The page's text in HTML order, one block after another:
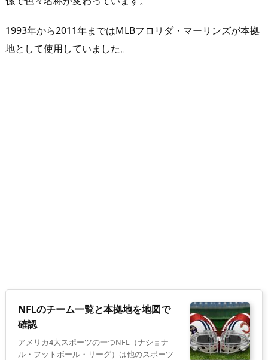
1993年から2011年まではMLBフロリダ・マーリンズが本拠
地として使用していました。
NFLのチーム一覧と本拠地を地図で
確認
アメリカ4大スポーツの一つNFL（ナショナ
ル・フットボール・リーグ）は他のスポーツ